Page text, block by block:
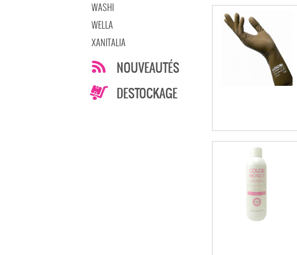
WASHI
WELLA
XANITALIA
NOUVEAUTÉS
DESTOCKAGE